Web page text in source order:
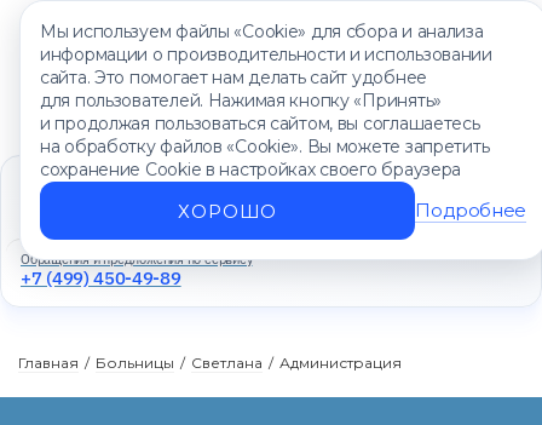
Мы используем файлы «Cookie» для сбора и анализа
информации о производительности и использовании
сайта. Это помогает нам делать сайт удобнее
для пользователей. Нажимая кнопку «Принять»
и продолжая пользоваться сайтом, вы соглашаетесь
на обработку файлов «Cookie». Вы можете запретить
сохранение Cookie в настройках своего браузера
ХОРОШО Подробнее
Единый контакт-центр
+7 (499) 450-88-89
Ежедневно с 8:00 до 20:00
Обращения и предложения по сервису
+7 (499) 450-49-89
Главная / Больницы / Светлана / Администрация